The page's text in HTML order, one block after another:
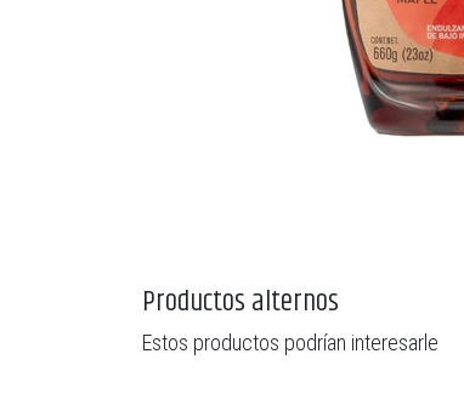
Productos alternos
Estos productos podrían interesarle